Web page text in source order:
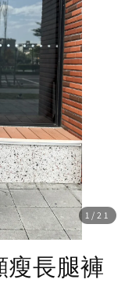
1 /21
瘦長腿褲